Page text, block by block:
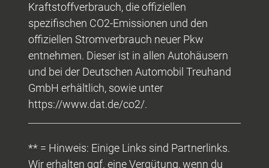
Kraftstoffverbrauch, die offiziellen
spezifischen CO2-Emissionen und den
offiziellen Stromverbrauch neuer Pkw
entnehmen. Dieser ist in allen Autohäusern
und bei der Deutschen Automobil Treuhand
GmbH erhältlich, sowie unter
https://www.dat.de/co2/.
** = Hinweis: Einige Links sind Partnerlinks.
Wir erhalten ggf. eine Vergütung, wenn du